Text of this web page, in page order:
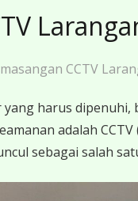
CCTV
harus
adalah
sebagai salah